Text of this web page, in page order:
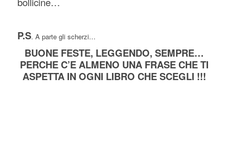
P.S. A parte gli scherzi…
BUONE FESTE, LEGGENDO, SEMPRE…
PERCHE C’E ALMENO UNA FRASE CHE TI
ASPETTA IN OGNI LIBRO CHE SCEGLI !!!